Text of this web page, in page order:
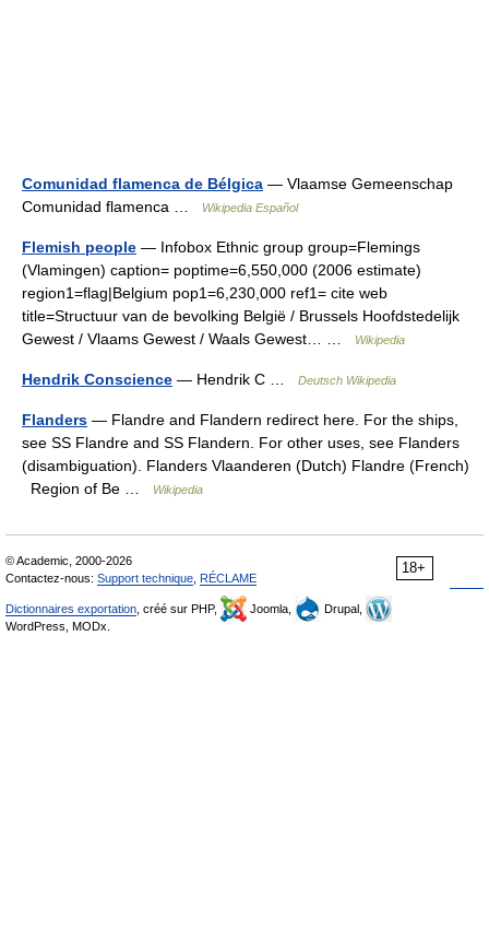
Comunidad flamenca de Bélgica — Vlaamse Gemeenschap
Comunidad flamenca …
Wikipedia Español
Flemish people — Infobox Ethnic group group=Flemings
(Vlamingen) caption= poptime=6,550,000 (2006 estimate)
region1=flag|Belgium pop1=6,230,000 ref1= cite web
title=Structuur van de bevolking België / Brussels Hoofdstedelijk
Gewest / Vlaams Gewest / Waals Gewest… …
Wikipedia
Hendrik Conscience — Hendrik C … Deutsch Wikipedia
Flanders — Flandre and Flandern redirect here. For the ships,
see SS Flandre and SS Flandern. For other uses, see Flanders
(disambiguation). Flanders Vlaanderen (Dutch) Flandre (French)
Region of Be …
Wikipedia
18+
© Academic, 2000-2026
Contactez-nous: Support technique RÉCLAME
Dictionnaires exportation , créé sur PHP, Joomla,
Drupal,
WordPress, MODx.